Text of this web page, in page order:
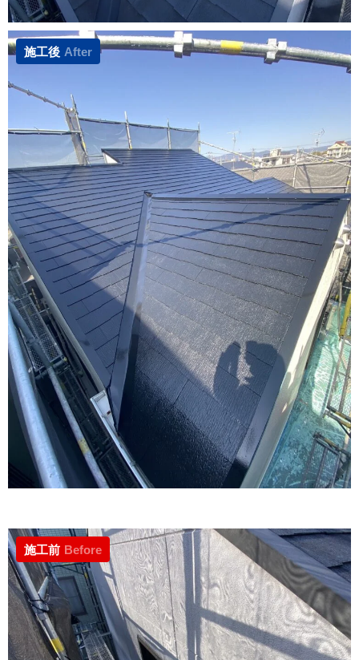
施工後 After
施工前 Before